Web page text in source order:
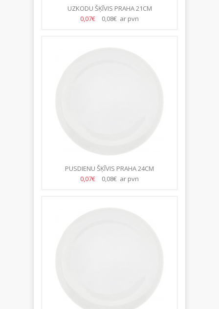
UZKODU ŠĶĪVIS PRAHA 21CM
0,07€
0,08€ ar pvn
PUSDIENU ŠĶĪVIS PRAHA 24CM
0,07€
0,08€ ar pvn